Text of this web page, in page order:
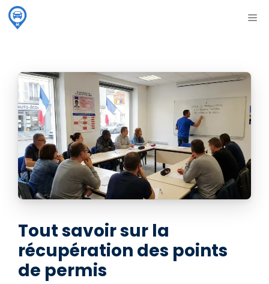
Aller
au
Tout savoir sur la
récupération des points
de permis